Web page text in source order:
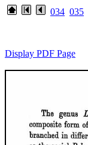
034 035
Display PDF Page